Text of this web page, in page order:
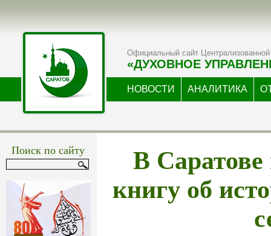
Официальный сайт Централизованной
«ДУХОВНОЕ
НОВОСТИ АНАЛИТИКА
Поиск по сайту В Саратове
книгу об